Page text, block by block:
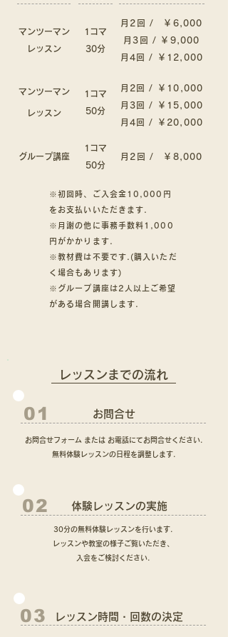
マンツーマン
レッスン
1コマ
30分
月2回 / ￥6 ,000
月3回 / ￥9,000
月4回 / ￥12,000
マンツーマン
レッスン
1コマ
50分
月2回 / ￥10 ,000
月3回 / ￥15,000
月4回 / ￥20,000
グループ講座
1コマ
50分
月2回 / ￥8 ,000
※初回時、ご入会金10,000円
をお支払いいただきます.
※月謝の他に事務手数料1,000
円がかかります.
※教材費は不要です.(購入いただ
く場合もあります)
​※グループ講座は2人以上ご希望
がある場合開講します.
​レッスンまでの流れ
01 お問合せ
お問合せフォーム または お電話にてお問合せください.
​無料体験レッスンの日程を調整します.
02 体験レッスンの実施
30分の無料体験レッスンを行います.
レッスンや教室の様子ご覧いただき、
入会をご検討ください.​
03 レッスン時間・回数の決定